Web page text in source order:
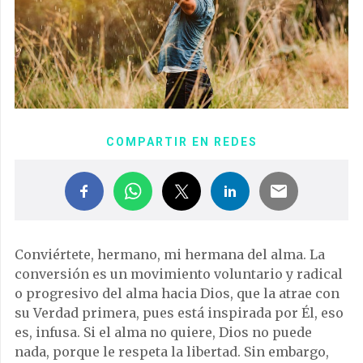
COMPARTIR EN REDES
Conviértete, hermano, mi hermana del alma. La
conversión es un movimiento voluntario y radical
o progresivo del alma hacia Dios, que la atrae con
su Verdad primera, pues está inspirada por Él, eso
es, infusa. Si el alma no quiere, Dios no puede
nada, porque le respeta la libertad. Sin embargo,